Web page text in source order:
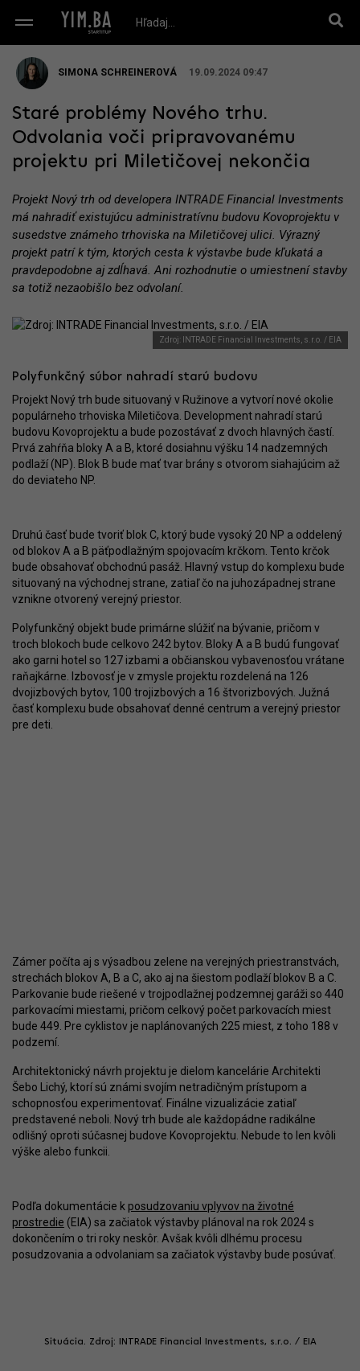
SIMONA SCHREINEROVÁ 19.09.2024 09:47
Staré problémy Nového trhu.
Odvolania voči pripravovanému
projektu pri Miletičovej nekončia
Projekt Nový trh od developera INTRADE Financial Investments
má nahradiť existujúcu administratívnu budovu Kovoprojektu v
susedstve známeho trhoviska na Miletičovej ulici. Výrazný
projekt patrí k tým, ktorých cesta k výstavbe bude kľukatá a
pravdepodobne aj zdĺhavá. Ani rozhodnutie o umiestnení stavby
sa totiž nezaobišlo bez odvolaní.
Zdroj: INTRADE Financial Investments, s.r.o. / EIA
Polyfunkčný súbor nahradí starú budovu
Projekt Nový trh bude situovaný v Ružinove a vytvorí nové okolie
populárneho trhoviska Miletičova. Development nahradí starú
budovu Kovoprojektu a bude pozostávať z dvoch hlavných častí.
Prvá zahŕňa bloky A a B, ktoré dosiahnu výšku 14 nadzemných
podlaží (NP). Blok B bude mať tvar brány s otvorom siahajúcim až
do deviateho NP.
Druhú časť bude tvoriť blok C, ktorý bude vysoký 20 NP a oddelený
od blokov A a B päťpodlažným spojovacím krčkom. Tento krčok
bude obsahovať obchodnú pasáž. Hlavný vstup do komplexu bude
situovaný na východnej strane, zatiaľ čo na juhozápadnej strane
vznikne otvorený verejný priestor.
Polyfunkčný objekt bude primárne slúžiť na bývanie, pričom v
troch blokoch bude celkovo 242 bytov. Bloky A a B budú fungovať
ako garni hotel so 127 izbami a občianskou vybavenosťou vrátane
raňajkárne. Izbovosť je v zmysle projektu rozdelená na 126
dvojizbových bytov, 100 trojizbových a 16 štvorizbových. Južná
časť komplexu bude obsahovať denné centrum a verejný priestor
pre deti.
Zámer počíta aj s výsadbou zelene na verejných priestranstvách,
strechách blokov A, B a C, ako aj na šiestom podlaží blokov B a C.
Parkovanie bude riešené v trojpodlažnej podzemnej garáži so 440
parkovacími miestami, pričom celkový počet parkovacích miest
bude 449. Pre cyklistov je naplánovaných 225 miest, z toho 188 v
podzemí.
Architektonický návrh projektu je dielom kancelárie Architekti
Šebo Lichý, ktorí sú známi svojím netradičným prístupom a
schopnosťou experimentovať. Finálne vizualizácie zatiaľ
predstavené neboli. Nový trh bude ale každopádne radikálne
odlišný oproti súčasnej budove Kovoprojektu. Nebude to len kvôli
výške alebo funkcii.
Podľa dokumentácie k posudzovaniu vplyvov na životné
prostredie (EIA) sa začiatok výstavby plánoval na rok 2024 s
dokončením o tri roky neskôr. Avšak kvôli dlhému procesu
posudzovania a odvolaniam sa začiatok výstavby bude posúvať.
Situácia. Zdroj: INTRADE Financial Investments, s.r.o. / EIA